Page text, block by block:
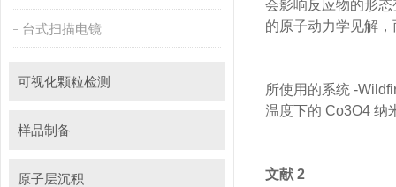
台式扫描电镜
可视化颗粒检测
样品制备
原子层沉积
会影响反应物的形态
的原子动力学见解
所使用的系统 -
温度下的 Co3O4 纳
文献 2